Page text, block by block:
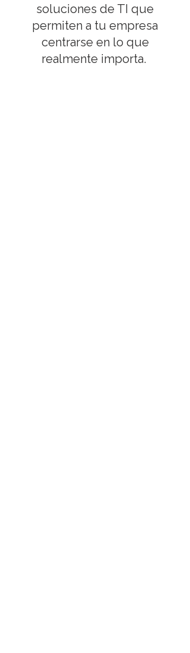
soluciones de TI que
permiten a tu empresa
centrarse en lo que
realmente importa.